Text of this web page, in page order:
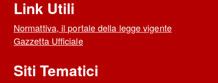
Link Utili
Normattiva, il portale della legge vigente
Gazzetta Ufficiale
Siti Tematici